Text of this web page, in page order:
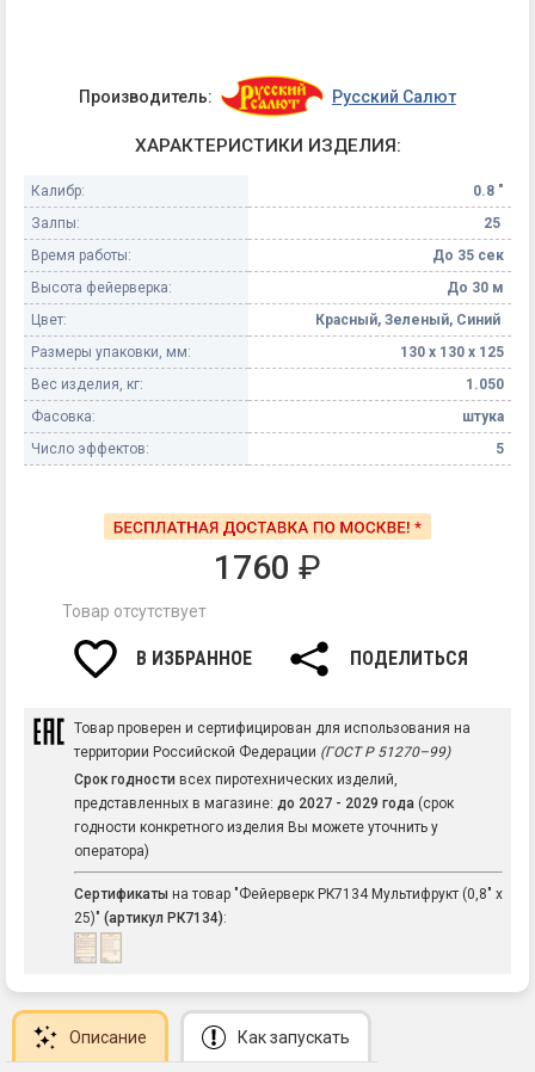
Производитель: Русский Салют
ХАРАКТЕРИСТИКИ ИЗДЕЛИЯ:
Калибр:
0.8 "
Залпы:
25
Время работы:
До 35 сек
Высота фейерверка:
До 30 м
Цвет:
Красный, Зеленый, Синий
Размеры упаковки, мм:
130 х 130 х 125
Вес изделия, кг:
1.050
Фасовка:
штука
Число эффектов:
5
1760 ₽
Товар отсутствует
В ИЗБРАННОЕ ПОДЕЛИТЬСЯ
Товар проверен и сертифицирован для использования на
территории Российской Федерации (ГОСТ Р 51270–99)
Срок годности всех пиротехнических изделий,
представленных в магазине: до 2027 - 2029 года (срок
годности конкретного изделия Вы можете уточнить у
оператора)
Сертификаты на товар "Фейерверк РК7134 Мультифрукт (0,8" х
25)" (артикул РК7134):
Описание Как запускать